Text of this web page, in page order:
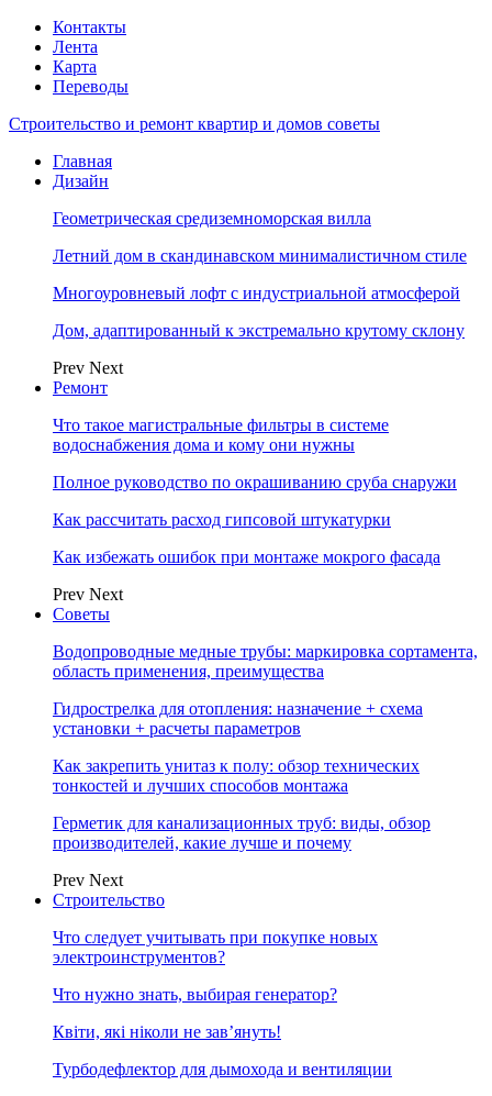
Контакты
Лента
Карта
Переводы
Строительство и ремонт квартир и домов советы
Главная
Дизайн
Геометрическая средиземноморская вилла
Летний дом в скандинавском минималистичном стиле
Многоуровневый лофт с индустриальной атмосферой
Дом, адаптированный к экстремально крутому склону
Prev Next
Ремонт
Что такое магистральные фильтры в системе
водоснабжения дома и кому они нужны
Полное руководство по окрашиванию сруба снаружи
Как рассчитать расход гипсовой штукатурки
Как избежать ошибок при монтаже мокрого фасада
Prev Next
Советы
Водопроводные медные трубы: маркировка сортамента,
область применения, преимущества
Гидрострелка для отопления: назначение + схема
установки + расчеты параметров
Как закрепить унитаз к полу: обзор технических
тонкостей и лучших способов монтажа
Герметик для канализационных труб: виды, обзор
производителей, какие лучше и почему
Prev Next
Строительство
Что следует учитывать при покупке новых
электроинструментов?
Что нужно знать, выбирая генератор?
Квіти, які ніколи не зав’януть!
Турбодефлектор для дымохода и вентиляции